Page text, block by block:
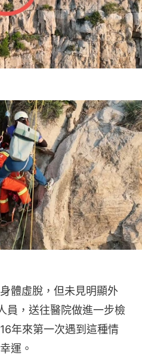
體虛脫，但未見明顯外
員，送往醫院做進一步檢
年來第一次遇到這種情
運。